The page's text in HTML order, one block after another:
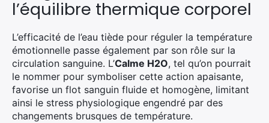
l’équilibre thermique corporel
L’efficacité de l’eau tiède pour réguler la température
émotionnelle passe également par son rôle sur la
circulation sanguine. L’Calme H2O, tel qu’on pourrait
le nommer pour symboliser cette action apaisante,
favorise un flot sanguin fluide et homogène, limitant
ainsi le stress physiologique engendré par des
changements brusques de température.